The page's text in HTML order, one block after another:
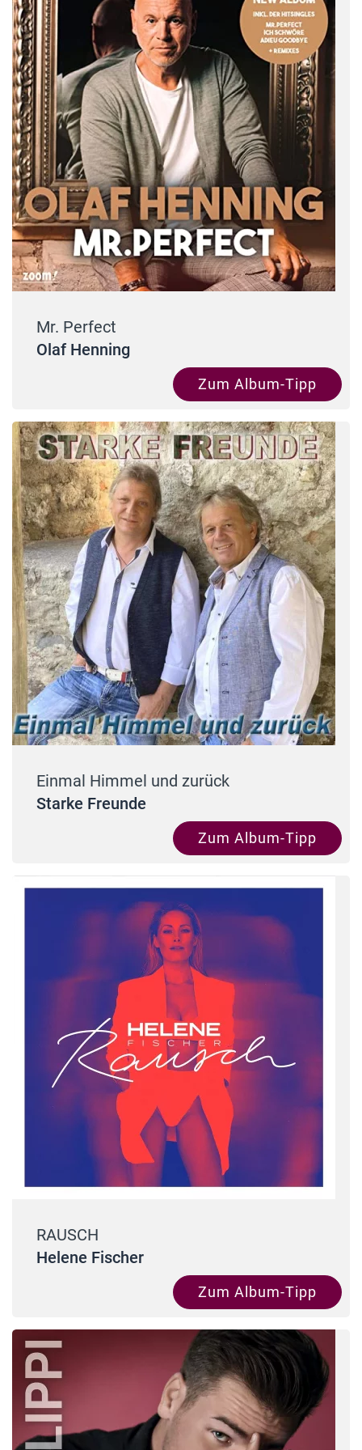
Mr. Perfect
Olaf Henning
Zum Album-Tipp
Einmal Himmel und zurück
Starke Freunde
Zum Album-Tipp
RAUSCH
Helene Fischer
Zum Album-Tipp